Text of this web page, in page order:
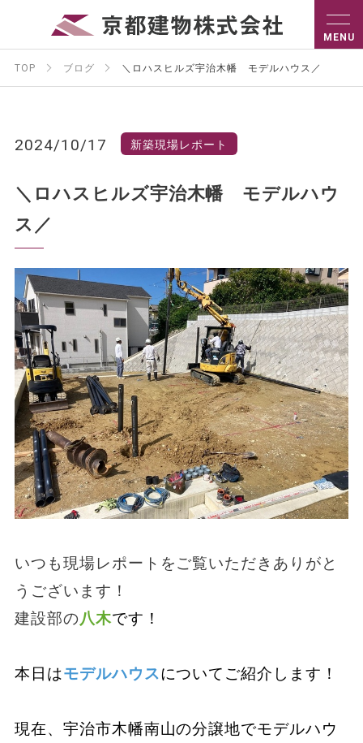
TOP ブログ ＼ロハスヒルズ宇治木幡 モデルハウス／
2024/10/17 新築現場レポート
＼ロハスヒルズ宇治木幡 モデルハウ
ス／
いつも現場レポートをご覧いただきありがと
うございます！
建設部の八木です！
本日はモデルハウスについてご紹介します！
現在、宇治市木幡南山の分譲地でモデルハウ